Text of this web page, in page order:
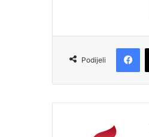
Podijeli